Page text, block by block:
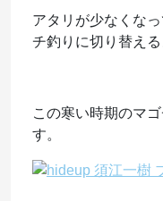
アタリが少なくな
チ釣りに切り替える
この寒い時期のマ
す。